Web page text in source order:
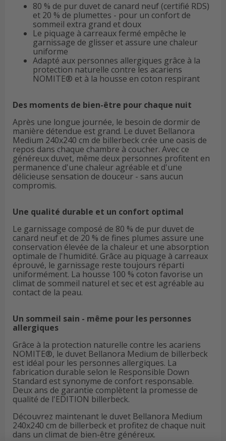
80 % de pur duvet de canard neuf (certifié RDS)
et 20 % de plumettes - pour un confort de
sommeil extra grand et doux
Le piquage à carreaux fermé empêche le
garnissage de glisser et assure une chaleur
uniforme
Adapté aux personnes allergiques grâce à la
protection naturelle contre les acariens
NOMITE® et à la housse en coton respirant
Des moments de bien-être pour chaque nuit
Après une longue journée, le besoin de dormir de
manière détendue est grand. Le duvet Bellanora
Medium 240x240 cm de billerbeck crée une oasis de
repos dans chaque chambre à coucher. Avec ce
généreux duvet, même deux personnes profitent en
permanence d'une chaleur agréable et d'une
délicieuse sensation de douceur - sans aucun
compromis.
Une qualité durable et un confort optimal
Le garnissage composé de 80 % de pur duvet de
canard neuf et de 20 % de fines plumes assure une
conservation élevée de la chaleur et une absorption
optimale de l'humidité. Grâce au piquage à carreaux
éprouvé, le garnissage reste toujours réparti
uniformément. La housse 100 % coton favorise un
climat de sommeil naturel et sec et est agréable au
contact de la peau.
Un sommeil sain - même pour les personnes
allergiques
Grâce à la protection naturelle contre les acariens
NOMITE®, le duvet Bellanora Medium de billerbeck
est idéal pour les personnes allergiques. La
fabrication durable selon le Responsible Down
Standard est synonyme de confort responsable.
Deux ans de garantie complètent la promesse de
qualité de l'EDITION billerbeck.
Découvrez maintenant le duvet Bellanora Medium
240x240 cm de billerbeck et profitez de chaque nuit
dans un climat de bien-être généreux.